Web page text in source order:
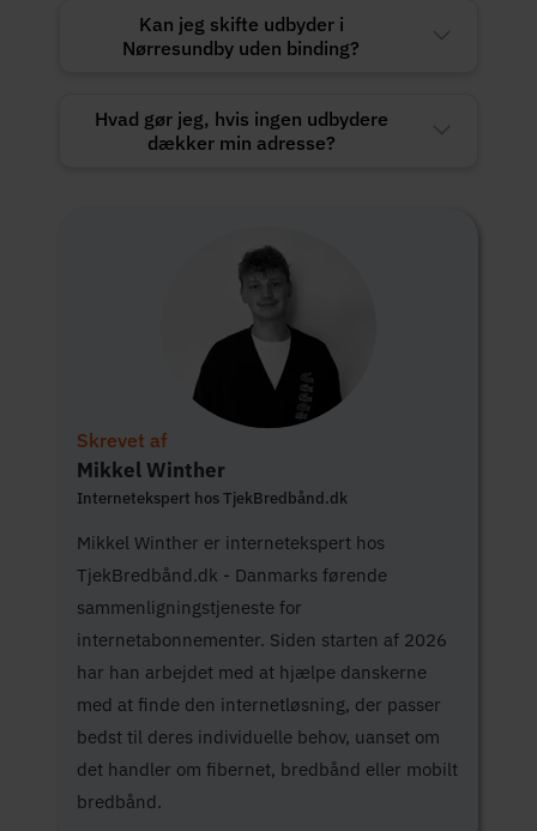
Kan jeg skifte udbyder i
Nørresundby uden binding?
Hvad gør jeg, hvis ingen udbydere
dækker min adresse?
Skrevet af
Mikkel Winther
Internetekspert hos TjekBredbånd.dk
Mikkel Winther er internetekspert hos
TjekBredbånd.dk - Danmarks førende
sammenligningstjeneste for
internetabonnementer. Siden starten af 2026
har han arbejdet med at hjælpe danskerne
med at finde den internetløsning, der passer
bedst til deres individuelle behov, uanset om
det handler om fibernet, bredbånd eller mobilt
bredbånd.